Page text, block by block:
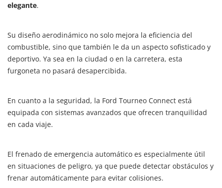
elegante.
Su diseño aerodinámico no solo mejora la eficiencia del
combustible, sino que también le da un aspecto sofisticado y
deportivo. Ya sea en la ciudad o en la carretera, esta
furgoneta no pasará desapercibida.
En cuanto a la seguridad, la Ford Tourneo Connect está
equipada con sistemas avanzados que ofrecen tranquilidad
en cada viaje.
El frenado de emergencia automático es especialmente útil
en situaciones de peligro, ya que puede detectar obstáculos y
frenar automáticamente para evitar colisiones.